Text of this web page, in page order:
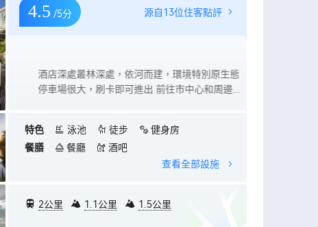
4.5 /5分 源自13位住客點評
酒店深處叢林深處，依河而建，環境特別原生態
停車場很大，刷卡即可進出 前往市中心和周邊小
特色 泳池 徒步
健身房
餐膳
餐廳
酒吧
查看全部設施
2公里 1.1公里 1.5公里